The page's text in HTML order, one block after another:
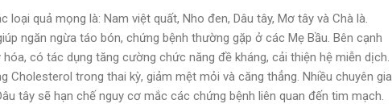
quả mọng là: Nam việt quất, Nho đen, Dâu tây, Mơ tây và Chà là.
ngăn ngừa táo bón, chứng bệnh thường gặp ở các Mẹ Bầu. Bên cạnh
có tác dụng tăng cường chức năng đề kháng, cải thiện hệ miễn dịch.
trong thai kỳ, giảm mệt mỏi và căng thẳng. Nhiều chuyên gia
tây sẽ hạn chế nguy cơ mắc các chứng bệnh liên quan đến tim mạch.